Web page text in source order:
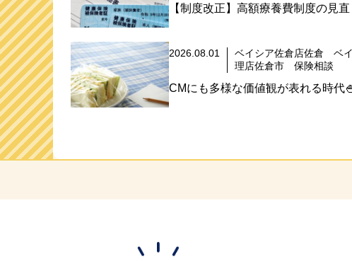
【制度改正】高額療養費制度の見
2026.08.01
ベイシア佐倉店佐倉 ベ
理店佐倉市 保険相談
CMにも多様な価値観が表れる時代